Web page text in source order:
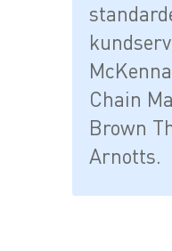
Chain
Brown
Arnotts.